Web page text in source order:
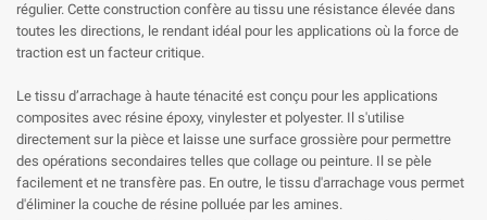
régulier. Cette construction confère au tissu une résistance élevée dans
toutes les directions, le rendant idéal pour les applications où la force de
traction est un facteur critique.
Le tissu d’arrachage à haute ténacité est conçu pour les applications
composites avec résine époxy, vinylester et polyester. Il s'utilise
directement sur la pièce et laisse une surface grossière pour permettre
des opérations secondaires telles que collage ou peinture. Il se pèle
facilement et ne transfère pas. En outre, le tissu d'arrachage vous permet
d'éliminer la couche de résine polluée par les amines.